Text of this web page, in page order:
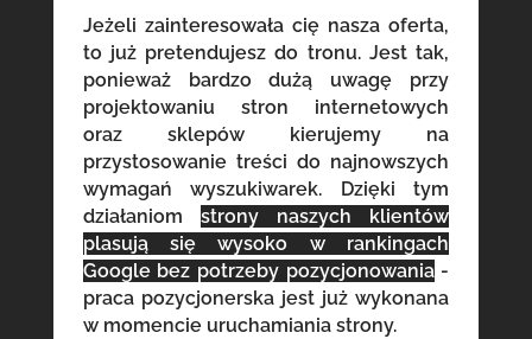
Jeżeli zainteresowała cię nasza oferta,
to już pretendujesz do tronu. Jest tak,
ponieważ bardzo dużą uwagę przy
projektowaniu stron internetowych
oraz sklepów kierujemy na
przystosowanie treści do najnowszych
wymagań wyszukiwarek. Dzięki tym
działaniom strony naszych klientów
plasują się wysoko w rankingach
Google bez potrzeby pozycjonowania-
praca pozycjonerska jest już wykonana
w momencie uruchamiania strony.